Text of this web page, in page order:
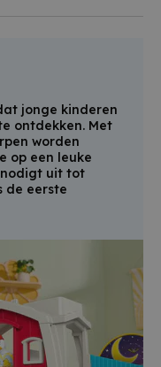
jonge kinderen
ontdekken. Met
worden
op een leuke
nodigt uit tot
de eerste